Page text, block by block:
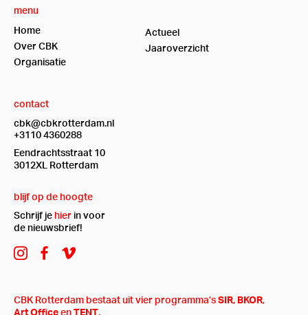
menu
Home
Over CBK
Organisatie
Actueel
Jaaroverzicht
contact
cbk@cbkrotterdam.nl
+3110 4360288
Eendrachtsstraat 10
3012XL Rotterdam
blijf op de hoogte
Schrijf je hier in voor
de nieuwsbrief!
CBK Rotterdam bestaat uit vier programma’s SIR, BKOR,